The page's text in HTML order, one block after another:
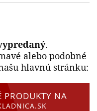
.
alebo podobné
hlavnú stránku:
PRODUKTY NA